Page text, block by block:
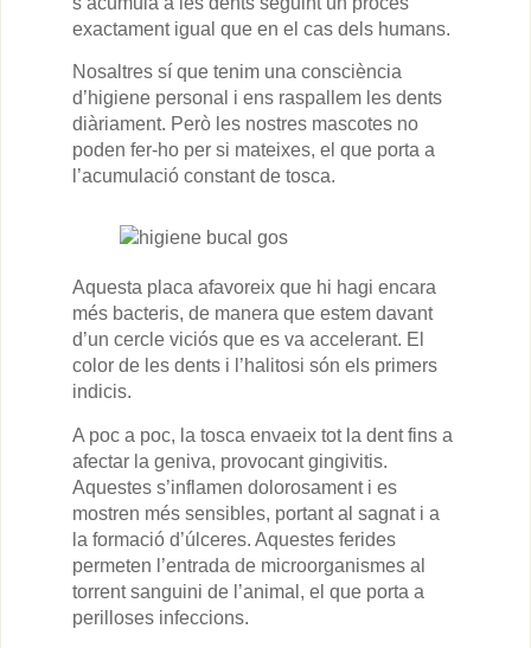
exactament igual que en el cas dels humans.
Nosaltres sí que tenim una consciència
d’higiene personal i ens raspallem les dents
diàriament. Però les nostres mascotes no
poden fer-ho per si mateixes, el que porta a
l’acumulació constant de tosca.
Aquesta placa afavoreix que hi hagi encara
més bacteris, de manera que estem davant
d’un cercle viciós que es va accelerant. El
color de les dents i l’halitosi són els primers
indicis.
A poc a poc, la tosca envaeix tot la dent fins a
afectar la geniva, provocant gingivitis.
Aquestes s’inflamen dolorosament i es
mostren més sensibles, portant al sagnat i a
la formació d’úlceres. Aquestes ferides
permeten l’entrada de microorganismes al
torrent sanguini de l’animal, el que porta a
perilloses infeccions.